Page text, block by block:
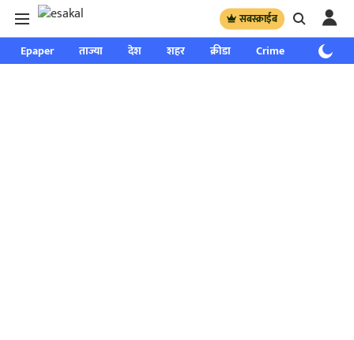
सबस्क्राईब
Epaper ताज्या देश शहर क्रीडा Crime साप्ताहिक